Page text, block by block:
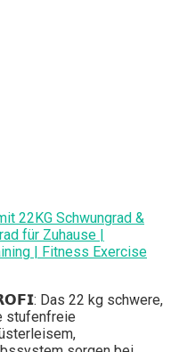
22KG Schwungrad &
für Zuhause |
| Fitness Exercise
Das 22 kg schwere,
stufenfreie